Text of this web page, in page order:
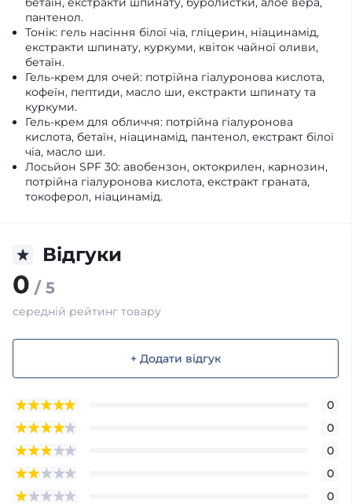
пантенол.
Тонік: гель насіння білої чіа, гліцерин, ніацинамід,
екстракти шпинату, куркуми, квіток чайної оливи,
бетаїн.
Гель-крем для очей: потрійна гіалуронова кислота,
кофеїн, пептиди, масло ши, екстракти шпинату та
куркуми.
Гель-крем для обличчя: потрійна гіалуронова
кислота, бетаїн, ніацинамід, пантенол, екстракт білої
чіа, масло ши.
Лосьйон SPF 30: авобензон, октокрилен, карнозин,
потрійна гіалуронова кислота, екстракт граната,
токоферол, ніацинамід.
Відгуки
0 / 5
середній рейтинг товару
+ Додати відгук
0
0
0
0
0